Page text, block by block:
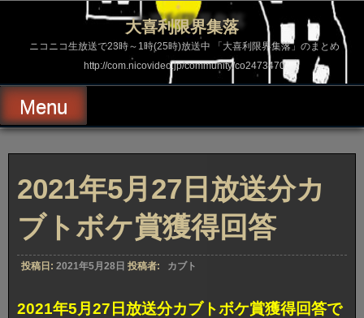
ス
ッ
プ
大喜利限界集落
ニコニコ生放送で23時～1時(25時)放送中 「大喜利限界集落」のまとめ
http://com.nicovideo.jp/community/co2473470
Menu
2021年5月27日放送分カ
ブトボケ賞獲得回答
投稿日: 2021年5月28日 投稿者: カブト
2021年5月27日放送分カブトボケ賞獲得回答で